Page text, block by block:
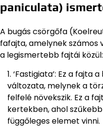
paniculata)
A bugás csörgőfa
fafajta, amelynek számos
a legismertebb fajtái közül:
‘Fastigiata’: Ez a fajta
változata, melynek a
felfelé növekszik. Ez a
kertekben, ahol
függőleges elemet vinni.